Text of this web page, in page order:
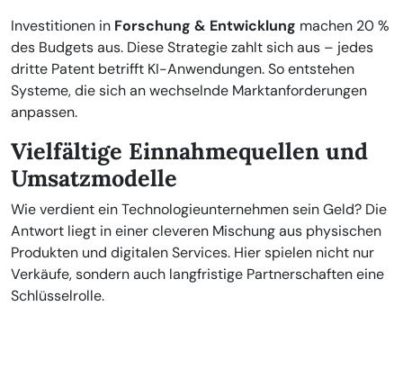
Investitionen in Forschung & Entwicklung machen 20 %
des Budgets aus. Diese Strategie zahlt sich aus – jedes
dritte Patent betrifft KI-Anwendungen. So entstehen
Systeme, die sich an wechselnde Marktanforderungen
anpassen.
Vielfältige Einnahmequellen und
Umsatzmodelle
Wie verdient ein Technologieunternehmen sein Geld? Die
Antwort liegt in einer cleveren Mischung aus physischen
Produkten und digitalen Services. Hier spielen nicht nur
Verkäufe, sondern auch langfristige Partnerschaften eine
Schlüsselrolle.